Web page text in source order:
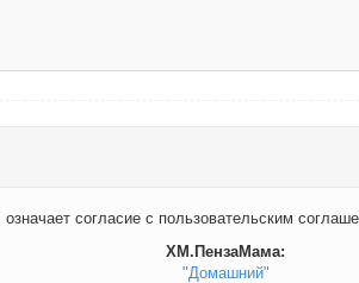
согласие с пользовательским
ХМ.ПензаМама:
"Домашний"